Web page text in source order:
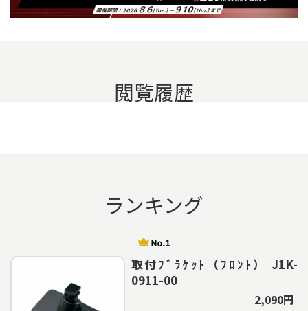
閲覧履歴
ランキング
取付ﾌﾞﾗｹｯﾄ（ﾌﾛﾝﾄ） J1K-
0911-00
2,090円